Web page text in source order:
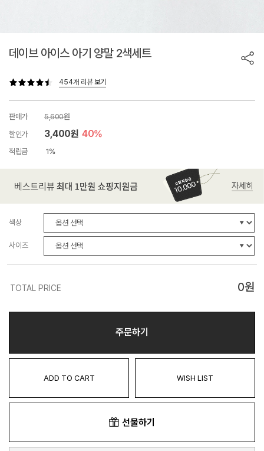
데이브 아이스 아기 양말 2색세트
454개 리뷰 보기
판매가
5,600원
할인가
3,400원 40%
적립금 1%
색상
사이즈
TOTAL PRICE 0원
주문하기
ADD TO CART WISH LIST
선물하기